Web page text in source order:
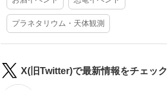
プラネタリウム・天体観測
X(旧Twitter)で最新情報をチェック